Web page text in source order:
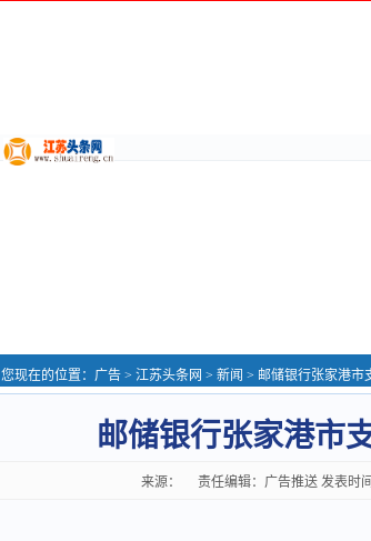
您现在的位置： 广告 > 江苏头条网 > 新闻 > 邮储银行张家港市
邮储银行张家港市
来源： 责任编辑：广告推送 发表